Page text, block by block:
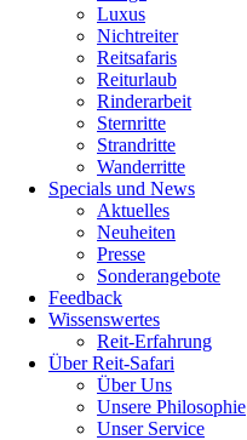
Luxus
Nichtreiter
Reitsafaris
Reiturlaub
Rinderarbeit
Sternritte
Strandritte
Wanderritte
Specials und News
Aktuelles
Neuheiten
Presse
Sonderangebote
Feedback
Wissenswertes
Reit-Erfahrung
Über Reit-Safari
Über Uns
Unsere Philosophie
Unser Service